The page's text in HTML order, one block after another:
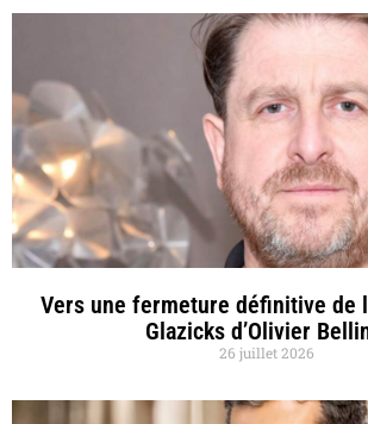
Vers une fermeture définitive de
Glazicks d’Olivier
26 juillet 2026